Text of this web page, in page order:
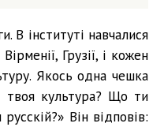
В інституті навчалися
Грузії, і кожен
Якось одна чешка
твоя культура? Що ти
Він відповів: